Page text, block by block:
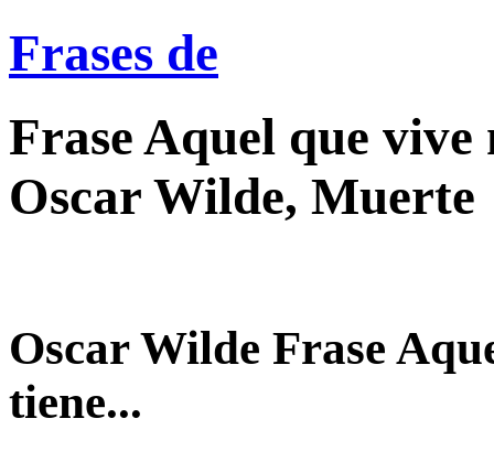
Frases de
Frase Aquel que vive
Oscar Wilde, Muerte
Oscar Wilde Frase
tiene...